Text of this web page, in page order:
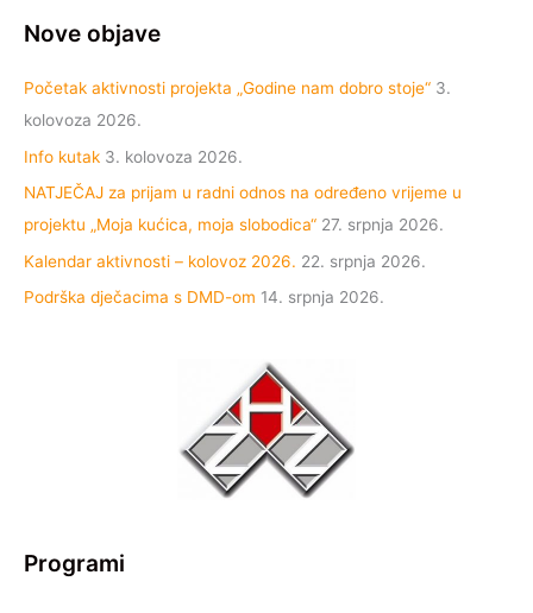
Nove objave
Početak aktivnosti projekta „Godine nam dobro stoje“ 3.
kolovoza 2026.
Info kutak 3. kolovoza 2026.
NATJEČAJ za prijam u radni odnos na određeno vrijeme u
projektu „Moja kućica, moja slobodica“ 27. srpnja 2026.
Kalendar aktivnosti – kolovoz 2026. 22. srpnja 2026.
Podrška dječacima s DMD-om 14. srpnja 2026.
Programi